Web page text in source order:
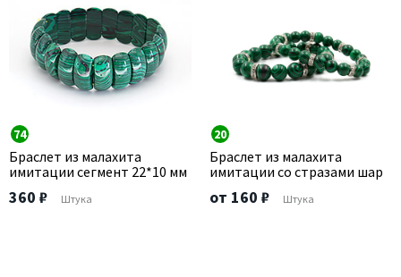
74
Браслет из малахита
имитации сегмент 22*10 мм
360 ₽ Штука
20
Браслет из малахита
имитации со стразами шар
от 160 ₽ Штука